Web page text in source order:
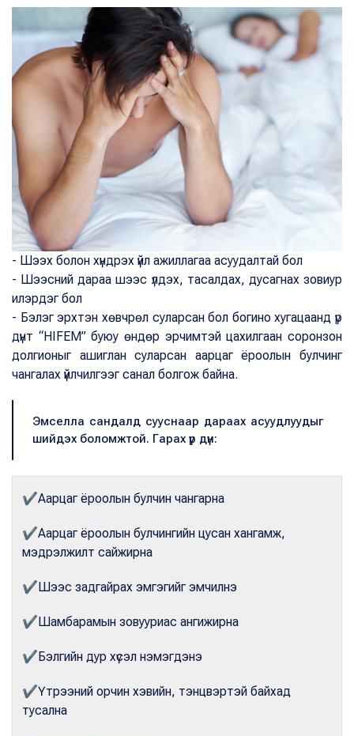
- Шээх болон хүндрэх үйл ажиллагаа асуудалтай бол
- Шээсний дараа шээс үлдэх, тасалдах, дусагнах зовиур
илэрдэг бол
- Бэлэг эрхтэн хөвчрөл суларсан бол богино хугацаанд үр
дүнт “HIFEM” буюу өндөр эрчимтэй цахилгаан соронзон
долгионыг ашиглан суларсан аарцаг ёроолын булчинг
чангалах үйлчилгээг санал болгож байна.
Эмселла сандалд сууснаар дараах асуудлуудыг
шийдэх боломжтой. Гарах үр дүн:
✔Аарцаг ёроолын булчин чангарна
✔Аарцаг ёроолын булчингийн цусан хангамж,
мэдрэлжилт сайжирна
✔Шээс задгайрах эмгэгийг эмчилнэ
✔Шамбарамын зовууриас ангижирна
✔Бэлгийн дур хүсэл нэмэгдэнэ
✔Үтрээний орчин хэвийн, тэнцвэртэй байхад
тусална